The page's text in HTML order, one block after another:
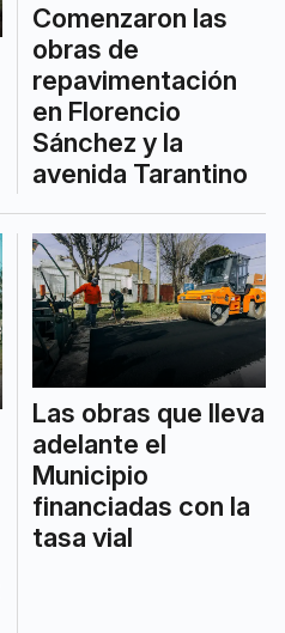
Comenzaron las
obras de
repavimentación
en Florencio
Sánchez y la
avenida Tarantino
Las obras que lleva
adelante el
Municipio
financiadas con la
tasa vial